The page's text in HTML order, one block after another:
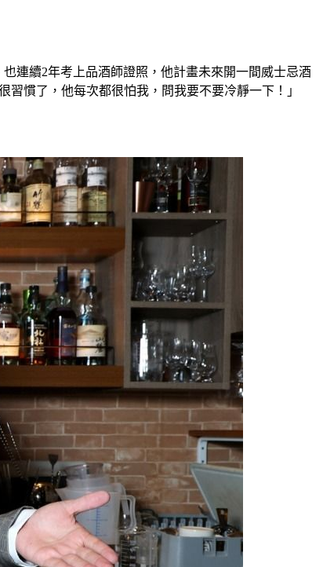
連續2年考上品酒師證照，他計畫未來開一間威士忌酒
慣了，他每次都很怕我，問我要不要冷靜一下！」